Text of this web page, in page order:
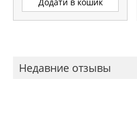
Додати в кошик
Недавние отзывы